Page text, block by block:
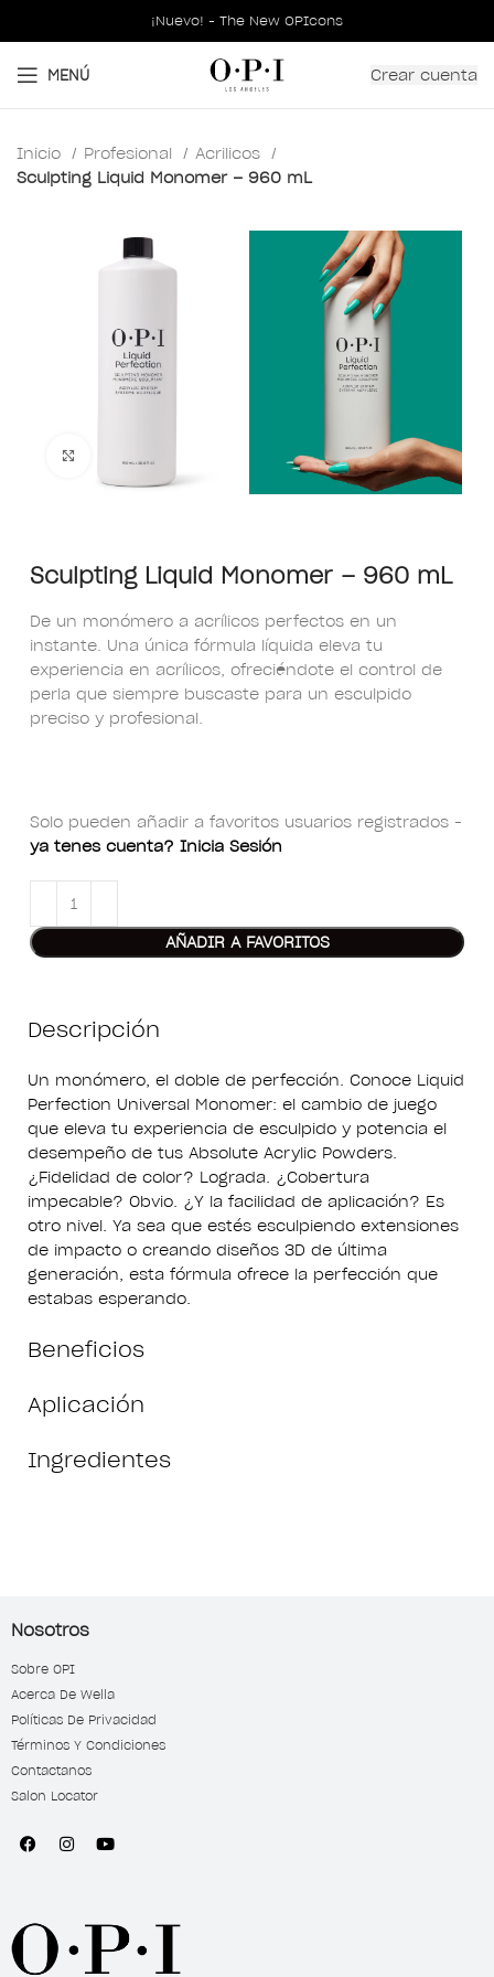
¡Nuevo! - The New OPIcons
MENÚ Crear cuenta
Inicio Profesional
Acrilicos
Sculpting Liquid Monomer – 960 mL
Sculpting Liquid Monomer – 960 mL
De un monómero a acrílicos perfectos en un
instante. Una única fórmula líquida eleva tu
experiencia en acrílicos, ofreciéndote el control de
perla que siempre buscaste para un esculpido
preciso y profesional.
Solo pueden añadir a favoritos usuarios registrados -
ya tenes cuenta? Inicia Sesión
AÑADIR A FAVORITOS
Descripción
Un monómero, el doble de perfección. Conoce Liquid
Perfection Universal Monomer: el cambio de juego
que eleva tu experiencia de esculpido y potencia el
desempeño de tus Absolute Acrylic Powders.
¿Fidelidad de color? Lograda. ¿Cobertura
impecable? Obvio. ¿Y la facilidad de aplicación? Es
otro nivel. Ya sea que estés esculpiendo extensiones
de impacto o creando diseños 3D de última
generación, esta fórmula ofrece la perfección que
estabas esperando.
Beneficios
Aplicación
Ingredientes
Nosotros
Sobre OPI
Acerca De Wella
Políticas De Privacidad
Términos Y Condiciones
Contactanos
Salon Locator